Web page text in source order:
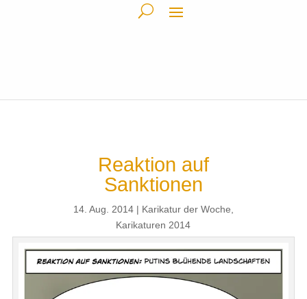
Reaktion auf
Sanktionen
14. Aug. 2014 Karikatur der Woche
Karikaturen 2014